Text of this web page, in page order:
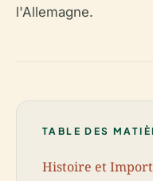
l'Allemagne.
TABLE DES
Histoire et